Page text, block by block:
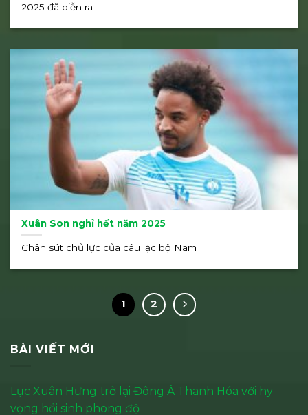
2025 đã diễn ra
Xuân Son nghỉ hết năm 2025
Chân sút chủ lực của câu lạc bộ Nam
1 2
BÀI VIẾT MỚI
Lục Xuân Hưng trở lại Đông Á Thanh Hóa với hy
vọng hồi sinh phong độ